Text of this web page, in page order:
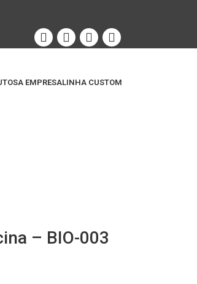
A EMPRESALINHA CUSTOM
– BIO-003